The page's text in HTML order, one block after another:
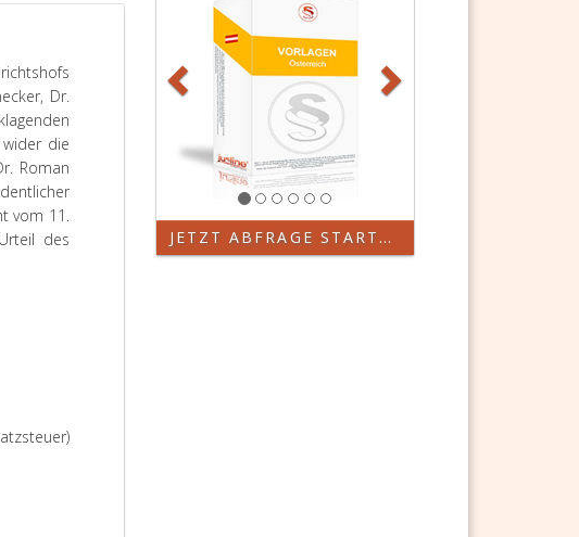
Dr.
die
Roman
vom 11.
des
JETZT ABFRAGE STARTEN